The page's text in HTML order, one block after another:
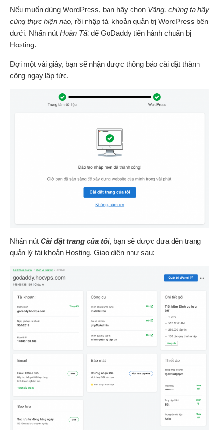
Nếu muốn dùng WordPress, bạn hãy chọn Vâng, chúng ta hãy
cùng thực hiện nào, rồi nhập tài khoản quản trị WordPress bên
dưới. Nhấn nút Hoàn Tấtđể GoDaddy tiến hành chuẩn bị
Hosting.
Đợi một vài giây, bạn sẽ nhận được thông báo cài đặt thành
công ngay lập tức.
Nhấn nút Cài đặt trang của tôi, bạn sẽ được đưa đến trang
quản lý tài khoản Hosting. Giao diện như sau: